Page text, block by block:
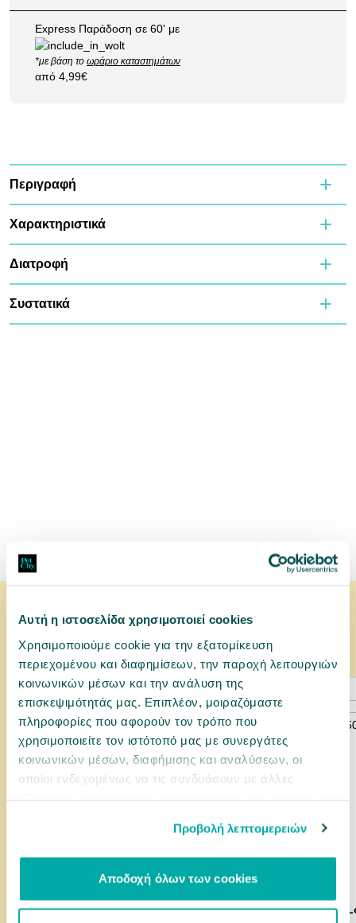
Αυτή η ιστοσελίδα χρησιμοποιεί cookies
Χρησιμοποιούμε cookie για την εξατομίκευση
περιεχομένου και διαφημίσεων, την παροχή λειτουργιών
κοινωνικών μέσων και την ανάλυση της
επισκεψιμότητάς μας. Επιπλέον, μοιραζόμαστε
πληροφορίες που αφορούν τον τρόπο που
χρησιμοποιείτε τον ιστότοπό μας με συνεργάτες
κοινωνικών μέσων, διαφήμισης και αναλύσεων, οι
οποίοι ενδεχομένως να τις συνδυάσουν με άλλες
Προβολή λεπτομερειών
Αποδοχή όλων των cookies
Express Παράδοση σε 60' με
*με βάση το ωράριο καταστημάτων
από 4,99€
Περιγραφή
Χαρακτηριστικά
Διατροφή
Συστατικά
Δείτε τι άλλο επέλεξαν όσοι είδαν το ίδιο
Rafi Cat Πατέ με Βοδινό 300gr Lucky